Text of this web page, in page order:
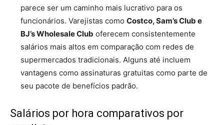
parece ser um caminho mais lucrativo para os
funcionários. Varejistas como Costco, Sam’s Club e
BJ’s Wholesale Club oferecem consistentemente
salários mais altos em comparação com redes de
supermercados tradicionais. Alguns até incluem
vantagens como assinaturas gratuitas como parte de
seu pacote de benefícios padrão.
Salários por hora comparativos por